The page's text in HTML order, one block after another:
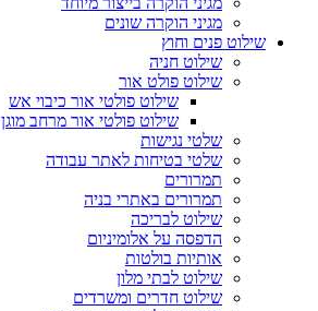
מגיני הוקרה שונים
שילוט פנים וחוץ
שילוט חניה
שילוט פולט אור
שילוט פולטי אור כיבוי אש
שילוט פולטי אור מרחב מוגן
שלטי נגישות
שלטי בטיחות לאתר עבודה
תמרורים
תמרורים באתרי בניה
שילוט לבריכה
הדפסה על אלומיניום
אותיות בולטות
שילוט לבתי מלון
שילוט חדרים ומשרדים